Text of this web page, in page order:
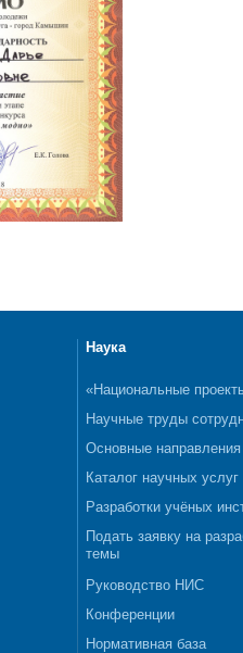
Наука
«Национальные
Научные труды
Основные направления
Каталог научных услуг
Разработки учёных
Подать заявку на
темы
Руководство НИС
Конференции
Нормативная база